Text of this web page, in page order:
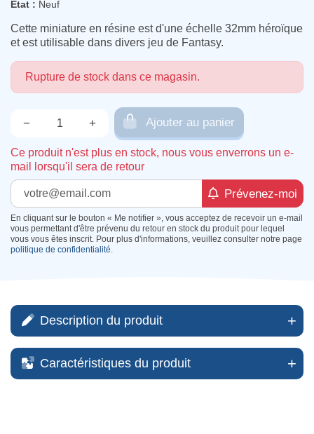
État : Neuf
Cette miniature en résine est d'une échelle 32mm héroïque
et est utilisable dans divers jeu de Fantasy.
Rupture de stock dans ce magasin.
− + Ajouter au panier
Ce produit n'est plus en stock, nous vous enverrons un e-
mail lorsqu'il sera de retour
Prévenez-moi
En cliquant sur le bouton « Me notifier », vous acceptez de recevoir un e-mail
vous permettant d'être prévenu du retour en stock du produit pour lequel
vous vous êtes inscrit. Pour plus d'informations, veuillez consulter notre page
politique de confidentialité.
Description du produit
Caractéristiques du produit